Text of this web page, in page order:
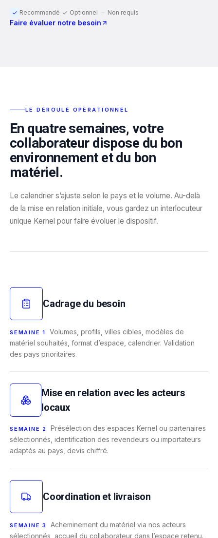
Recommandé Optionnel Non requis
Faire évaluer notre besoin
LE DÉROULÉ OPÉRATIONNEL
En quatre semaines, votre
collaborateur dispose du bon
environnement et du bon
matériel.
Le calendrier s’ajuste selon le pays et le volume. Au-delà
de la mise en relation initiale, vous gardez un interlocuteur
unique Kernel pour faire évoluer le dispositif.
Cadrage du besoin
SEMAINE 1
Volumes, profils, villes cibles, modèles de
matériel souhaités, format d’espace, calendrier. Validation
des pays prioritaires.
Mise en relation avec les acteurs
locaux
SEMAINE 2
Présélection des espaces Kernel ou partenaires
sélectionnés, identification des revendeurs ou importateurs
adaptés au pays, devis chiffré.
Coordination et livraison
SEMAINE 3
Acheminement du matériel via nos acteurs
sélectionnés, accueil du collaborateur dans l’espace retenu.